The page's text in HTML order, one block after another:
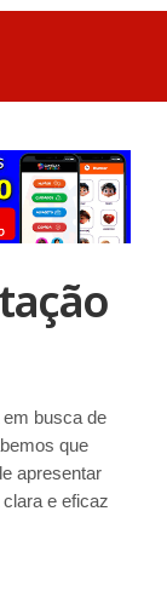
busca de
que
apresentar
e eficaz